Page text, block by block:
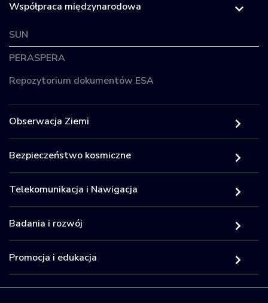
Współpraca międzynarodowa
SUN
PERASPERA
Repozytorium dokumentów ESA
Obserwacja Ziemi
Bezpieczeństwo kosmiczne
Telekomunikacja i Nawigacja
Badania i rozwój
Promocja i edukacja